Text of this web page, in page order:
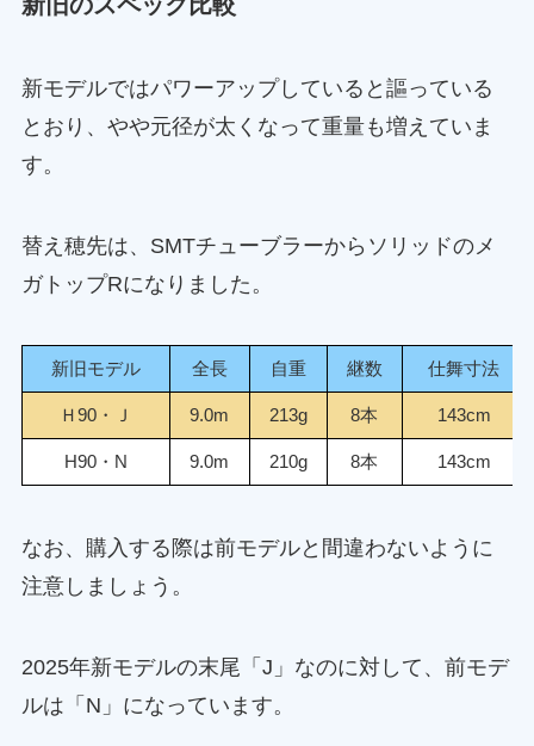
新旧のスペック比較
新モデルではパワーアップしていると謳っている
とおり、やや元径が太くなって重量も増えていま
す。
替え穂先は、SMTチューブラーからソリッドのメ
ガトップRになりました。
新旧モデル 全長 自重 継数 仕舞寸法
Ｈ90・Ｊ 9.0m 213g 8本 143cm
H90・N 9.0m 210g 8本 143cm
なお、 購入する際は前モデルと間違わないように
注意しましょう。
2025年新モデルの末尾「J」なのに対して、前モデ
ルは「N」 になっています。